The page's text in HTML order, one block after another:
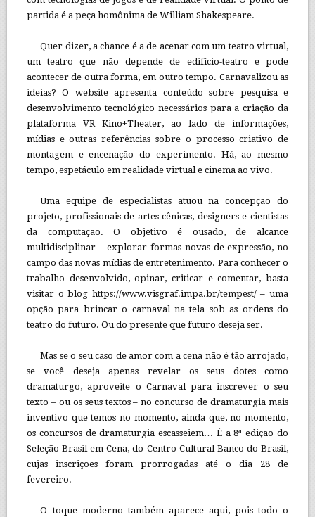
partida é a peça homônima de William Shakespeare.
Quer dizer, a chance é a de acenar com um teatro virtual,
um teatro que não depende de edifício-teatro e pode
acontecer de outra forma, em outro tempo. Carnavalizou as
ideias? O website apresenta conteúdo sobre pesquisa e
desenvolvimento tecnológico necessários para a criação da
plataforma VR Kino+Theater, ao lado de informações,
mídias e outras referências sobre o processo criativo de
montagem e encenação do experimento. Há, ao mesmo
tempo, espetáculo em realidade virtual e cinema ao vivo.
Uma equipe de especialistas atuou na concepção do
projeto, profissionais de artes cênicas, designers e cientistas
da computação. O objetivo é ousado, de alcance
multidisciplinar – explorar formas novas de expressão, no
campo das novas mídias de entretenimento. Para conhecer o
trabalho desenvolvido, opinar, criticar e comentar, basta
visitar o blog https://www.visgraf.impa.br/tempest/ – uma
opção para brincar o carnaval na tela sob as ordens do
teatro do futuro. Ou do presente que futuro deseja ser.
Mas se o seu caso de amor com a cena não é tão arrojado,
se você deseja apenas revelar os seus dotes como
dramaturgo, aproveite o Carnaval para inscrever o seu
texto – ou os seus textos – no concurso de dramaturgia mais
inventivo que temos no momento, ainda que, no momento,
os concursos de dramaturgia escasseiem… É a 8ª edição do
Seleção Brasil em Cena, do Centro Cultural Banco do Brasil,
cujas inscrições foram prorrogadas até o dia 28 de
fevereiro.
O toque moderno também aparece aqui, pois todo o